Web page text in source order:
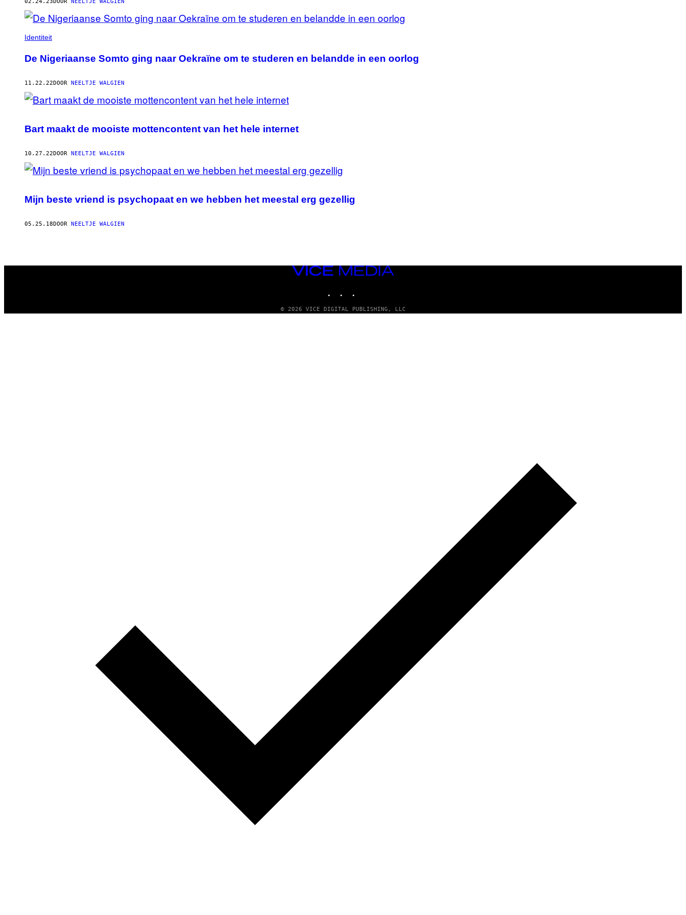
AUTHOR
02.24.23DOOR NEELTJE WALGIEN
Identiteit
De Nigeriaanse Somto ging naar Oekraïne om te studeren en belandde in een oorlog
11.22.22DOOR NEELTJE WALGIEN
Bart maakt de mooiste mottencontent van het hele internet
10.27.22DOOR NEELTJE WALGIEN
Mijn beste vriend is psychopaat en we hebben het meestal erg gezellig
05.25.18DOOR NEELTJE WALGIEN
VICE
© 2026 VICE DIGITAL PUBLISHING, LLC